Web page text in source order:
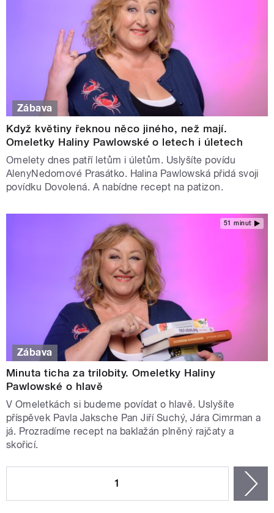
Zábava
Když květiny řeknou něco jiného, než mají.
Omeletky Haliny Pawlowské o letech i úletech
Omelety dnes patří letům i úletům. Uslyšíte povídu
AlenyNedomové Prasátko. Halina Pawlowská přidá svoji
povídku Dovolená. A nabídne recept na patizon.
51 minut
Zábava
Minuta ticha za trilobity. Omeletky Haliny
Pawlowské o hlavě
V Omeletkách si budeme povídat o hlavě. Uslyšíte
příspěvek Pavla Jaksche Pan Jiří Suchý, Jára Cimrman a
já. Prozradíme recept na baklažán plněný rajčaty a
skořicí.
1